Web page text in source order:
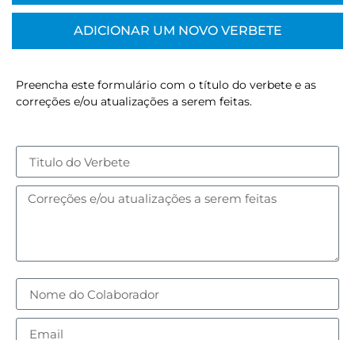
ADICIONAR UM NOVO VERBETE
Preencha este formulário com o título do verbete e as
correções e/ou atualizações a serem feitas.